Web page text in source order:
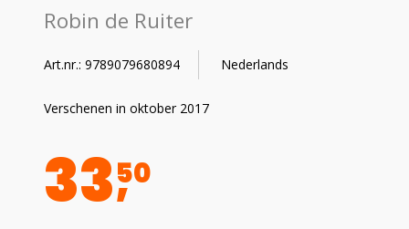
Robin de Ruiter
Art.nr.: 9789079680894 Nederlands
Verschenen in oktober 2017
3350